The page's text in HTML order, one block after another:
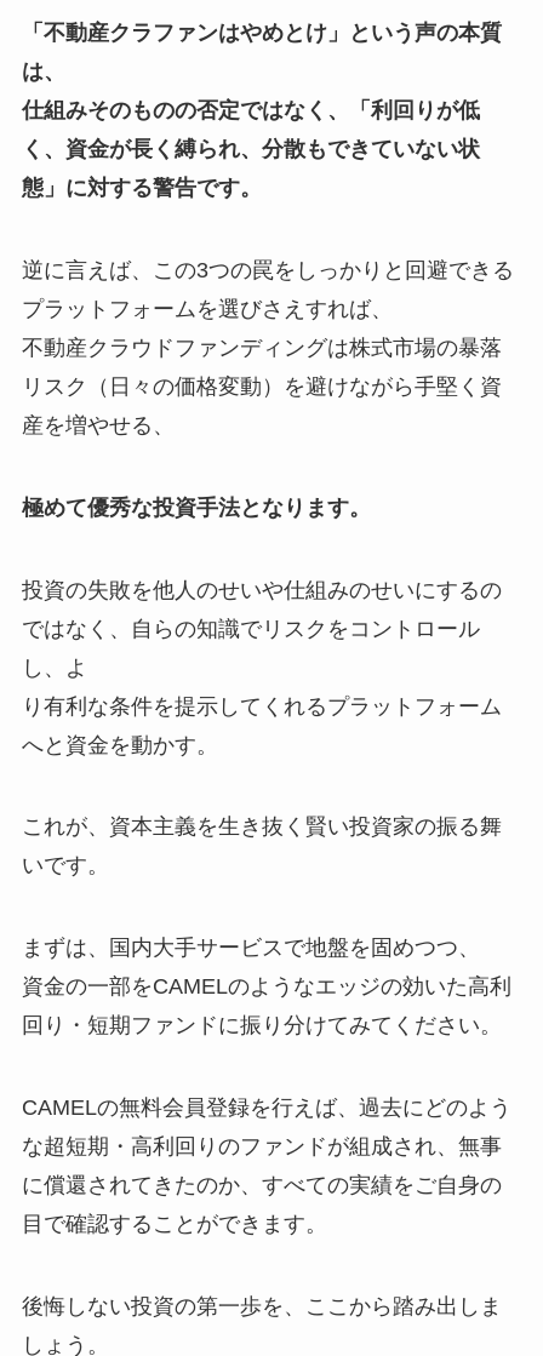
「不動産クラファンはやめとけ」という声の本質
は、
仕組みそのものの否定ではなく、「利回りが低
く、資金が長く縛られ、分散もできていない状
態」に対する警告です。
逆に言えば、この3つの罠をしっかりと回避できる
プラットフォームを選びさえすれば、
不動産クラウドファンディングは株式市場の暴落
リスク（日々の価格変動）を避けながら手堅く資
産を増やせる、
極めて優秀な投資手法となります。
投資の失敗を他人のせいや仕組みのせいにするの
ではなく、自らの知識でリスクをコントロール
し、よ
り有利な条件を提示してくれるプラットフォーム
へと資金を動かす。
これが、資本主義を生き抜く賢い投資家の振る舞
いです。
まずは、国内大手サービスで地盤を固めつつ、
資金の一部をCAMELのようなエッジの効いた高利
回り・短期ファンドに振り分けてみてください。
CAMELの無料会員登録を行えば、過去にどのよう
な超短期・高利回りのファンドが組成され、無事
に償還されてきたのか、すべての実績をご自身の
目で確認することができます。
後悔しない投資の第一歩を、ここから踏み出しま
しょう。